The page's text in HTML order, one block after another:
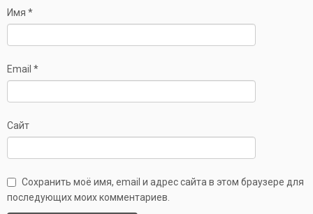
Имя *
Email *
Сайт
Сохранить моё имя, email и адрес сайта в этом браузере для
последующих моих комментариев.